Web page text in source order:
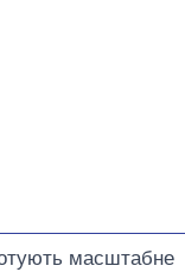
масштабне